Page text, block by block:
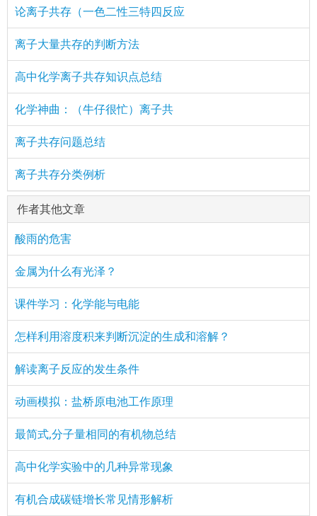
论离子共存（一色二性三特四反应
离子大量共存的判断方法
高中化学离子共存知识点总结
化学神曲：（牛仔很忙）离子共
离子共存问题总结
离子共存分类例析
作者其他文章
酸雨的危害
金属为什么有光泽？
课件学习：化学能与电能
怎样利用溶度积来判断沉淀的生成和溶解？
解读离子反应的发生条件
动画模拟：盐桥原电池工作原理
最简式,分子量相同的有机物总结
高中化学实验中的几种异常现象
有机合成碳链增长常见情形解析